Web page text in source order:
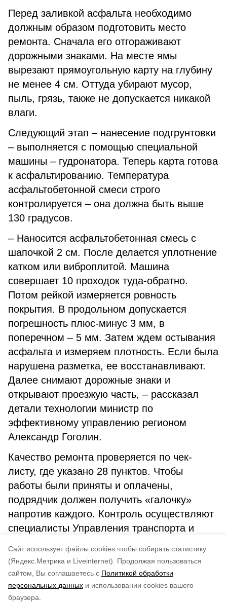
Cайт использует файлы cookies чтобы собирать статистику
(Яндекс.Метрика и Liveinternet).
Продолжая пользоваться
сайтом, Вы соглашаетесь с Политикой обработки
персональных данных и использовании cookies вашего
браузера.
Перед заливкой асфальта необходимо
должным образом подготовить место
ремонта. Сначала его отгораживают
дорожными знаками. На месте ямы
вырезают прямоугольную карту на глубину
не менее 4 см. Оттуда убирают мусор,
пыль, грязь, также не допускается никакой
влаги.
Следующий этап – нанесение подгрунтовки
– выполняется с помощью специальной
машины – гудронатора. Теперь карта готова
к асфальтированию. Температура
асфальтобетонной смеси строго
контролируется – она должна быть выше
130 градусов.
– Наносится асфальтобетонная смесь с
шапочкой 2 см. После делается уплотнение
катком или виброплитой. Машина
совершает 10 проходок туда-обратно.
Потом рейкой измеряется ровность
покрытия. В продольном допускается
погрешность плюс-минус 3 мм, в
поперечном – 5 мм. Затем ждем остывания
асфальта и измеряем плотность. Если была
нарушена разметка, ее восстанавливают.
Далее снимают дорожные знаки и
открывают проезжую часть, – рассказал
детали технологии министр по
эффективному управлению регионом
Александр Гоголин.
Качество ремонта проверяется по чек-
листу, где указано 28 пунктов. Чтобы
работы были приняты и оплачены,
подрядчик должен получить «галочку»
напротив каждого. Контроль осуществляют
специалисты Управления транспорта и
области.
по оценке